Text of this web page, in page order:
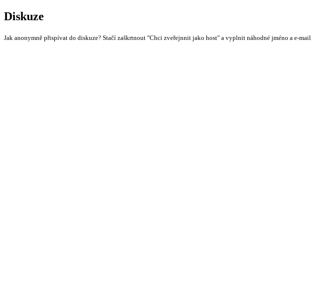
Diskuze
Jak anonymně přispívat do diskuze? Stačí zaškrtnout "Chci zveřejnnit jako host" a vyplnit náhodné jméno a e-mail